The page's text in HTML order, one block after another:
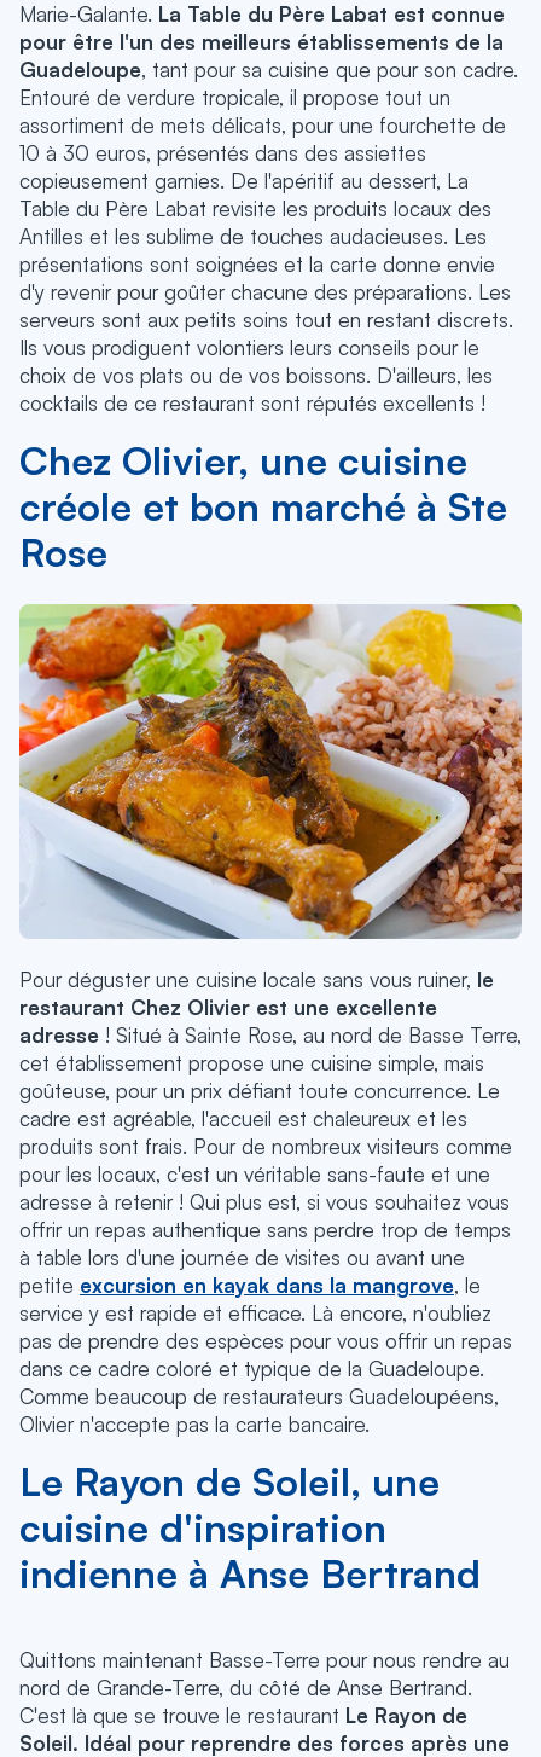
Marie-Galante. La Table du Père Labat est connue
pour être l'un des meilleurs établissements de la
Guadeloupe, tant pour sa cuisine que pour son cadre.
Entouré de verdure tropicale, il propose tout un
assortiment de mets délicats, pour une fourchette de
10 à 30 euros, présentés dans des assiettes
copieusement garnies. De l'apéritif au dessert, La
Table du Père Labat revisite les produits locaux des
Antilles et les sublime de touches audacieuses. Les
présentations sont soignées et la carte donne envie
d'y revenir pour goûter chacune des préparations. Les
serveurs sont aux petits soins tout en restant discrets.
Ils vous prodiguent volontiers leurs conseils pour le
choix de vos plats ou de vos boissons. D'ailleurs, les
cocktails de ce restaurant sont réputés excellents !
Chez Olivier, une cuisine
créole et bon marché à Ste
Rose
Pour déguster une cuisine locale sans vous ruiner, le
restaurant Chez Olivier est une excellente
adresse ! Situé à Sainte Rose, au nord de Basse Terre,
cet établissement propose une cuisine simple, mais
goûteuse, pour un prix défiant toute concurrence. Le
cadre est agréable, l'accueil est chaleureux et les
produits sont frais. Pour de nombreux visiteurs comme
pour les locaux, c'est un véritable sans-faute et une
adresse à retenir ! Qui plus est, si vous souhaitez vous
offrir un repas authentique sans perdre trop de temps
à table lors d'une journée de visites ou avant une
petite excursion en kayak dans la mangrove, le
service y est rapide et efficace. Là encore, n'oubliez
pas de prendre des espèces pour vous offrir un repas
dans ce cadre coloré et typique de la Guadeloupe.
Comme beaucoup de restaurateurs Guadeloupéens,
Olivier n'accepte pas la carte bancaire.
Le Rayon de Soleil, une
cuisine d'inspiration
indienne à Anse Bertrand
Quittons maintenant Basse-Terre pour nous rendre au
nord de Grande-Terre, du côté de Anse Bertrand.
C'est là que se trouve le restaurant Le Rayon de
Soleil. Idéal pour reprendre des forces après une